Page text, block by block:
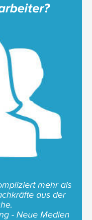
mehr als
aus der
- Neue Medien